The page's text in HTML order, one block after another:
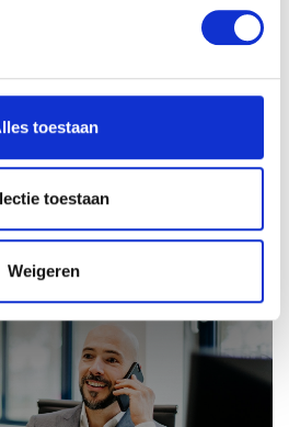
toestaan
toestaan
Weigeren
INTAKE